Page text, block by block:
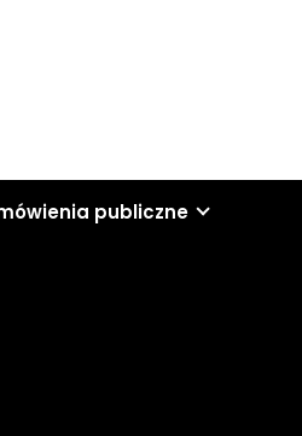
publiczne